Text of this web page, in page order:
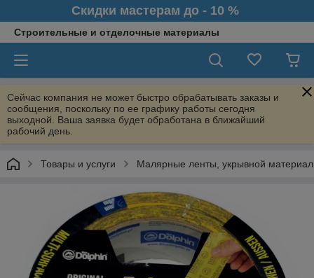
Скидки мастерам до - 10 %
Строительные и отделочные материалы
Сейчас компания не может быстро обрабатывать заказы и
сообщения, поскольку по ее графику работы сегодня
выходной. Ваша заявка будет обработана в ближайший
рабочий день.
Товары и услуги Малярные ленты, укрывной материал